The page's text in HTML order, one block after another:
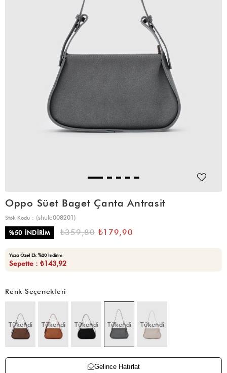
Oppo Süet Baget Çanta Antrasit
Stok Kodu
(shule008201)
%50 İNDIRIM ₺359,80 ₺179,90
Yaza Özel Ek %20 İndirim
Sepette : ₺143,92
Renk Seçenekleri
Tükendi Tükendi Tükendi Tükendi Tükendi
Gelince Hatırlat